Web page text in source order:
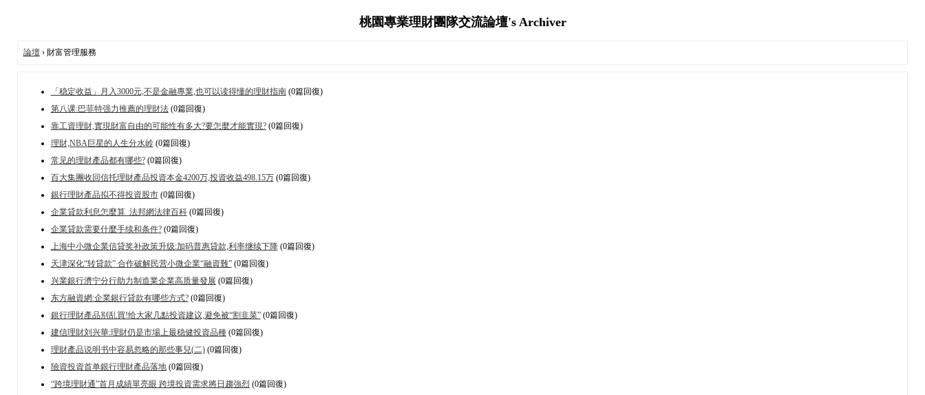
桃園專業理財團隊交流論壇's Archiver
論壇› 財富管理服務
「稳定收益」月入3000元,不是金融專業,也可以读得懂的理財指南(0篇回復)
第八课:巴菲特强力推薦的理財法(0篇回復)
靠工資理財,實現財富自由的可能性有多大?要怎麼才能實現?(0篇回復)
理財,NBA巨星的人生分水岭(0篇回復)
常见的理財產品都有哪些?(0篇回復)
百大集團收回信托理財產品投資本金4200万,投資收益498.15万(0篇回復)
銀行理財產品拟不得投資股市(0篇回復)
企業貸款利息怎麼算_法邦網法律百科(0篇回復)
企業貸款需要什麼手续和条件?(0篇回復)
上海中小微企業信貸奖补政策升级:加码普惠貸款,利率继续下降(0篇回復)
天津深化“转貸款” 合作破解民营小微企業“融資難”(0篇回復)
兴業銀行濟宁分行助力制造業企業高质量發展 (0篇回復)
东方融資網:企業銀行貸款有哪些方式?(0篇回復)
銀行理財產品别乱買!给大家几點投資建议,避免被“割韭菜”(0篇回復)
建信理財刘兴華:理財仍是市場上最稳健投資品種(0篇回復)
理財產品说明书中容易忽略的那些事兒(二)(0篇回復)
險資投資首单銀行理財產品落地(0篇回復)
“跨境理財通”首月成績單亮眼 跨境投資需求將日趨強烈 (0篇回復)